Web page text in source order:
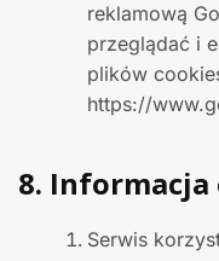
reklamową
przeglądać i
plików
https://
8.
Serwis